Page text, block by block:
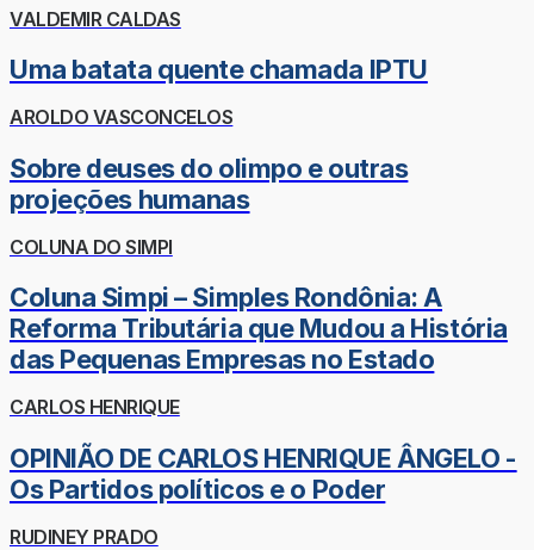
VALDEMIR CALDAS
Uma batata quente chamada IPTU
AROLDO VASCONCELOS
Sobre deuses do olimpo e outras
projeções humanas
COLUNA DO SIMPI
Coluna Simpi – Simples Rondônia: A
Reforma Tributária que Mudou a História
das Pequenas Empresas no Estado
CARLOS HENRIQUE
OPINIÃO DE CARLOS HENRIQUE ÂNGELO -
Os Partidos políticos e o Poder
RUDINEY PRADO